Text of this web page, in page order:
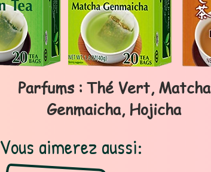
Parfums : Thé Vert, Matcha
Genmaicha, Hojicha
Vous aimerez aussi: